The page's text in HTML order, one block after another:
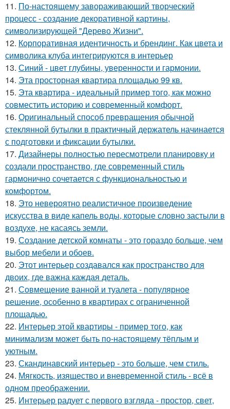
11. По-настоящему завораживающий творческий
процесс - создание декоративной картины,
символизирующей "Дерево Жизни".
12. Корпоративная идентичность и брендинг. Как цвета и
символика клуба интегрируются в интерьер
13. Синий - цвет глубины, уверенности и гармонии.
14. Эта просторная квартира площадью 99 кв.
15. Эта квартира - идеальный пример того, как можно
совместить историю и современный комфорт.
16. Оригинальный способ превращения обычной
стеклянной бутылки в практичный держатель начинается
с подготовки и фиксации бутылки.
17. Дизайнеры полностью пересмотрели планировку и
создали пространство, где современный стиль
гармонично сочетается с функциональностью и
комфортом.
18. Это невероятно реалистичное произведение
искусства в виде капель воды, которые словно застыли в
воздухе, не касаясь земли.
19. Создание детской комнаты - это гораздо больше, чем
выбор мебели и обоев.
20. Этот интерьер создавался как пространство для
двоих, где важна каждая деталь.
21. Совмещение ванной и туалета - популярное
решение, особенно в квартирах с ограниченной
площадью.
22. Интерьер этой квартиры - пример того, как
минимализм может быть по-настоящему тёплым и
уютным.
23. Скандинавский интерьер - это больше, чем стиль.
24. Мягкость, изящество и вневременной стиль - всё в
одном преображении.
25. Интерьер радует с первого взгляда - простор, свет,